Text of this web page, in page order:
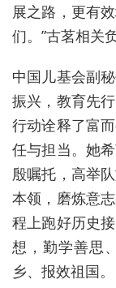
展之路，更有
们。”古茗相关
中国儿基会副
振兴，教育先
行动诠释了富
任与担当。她
殷嘱托，高举
本领，磨炼意
程上跑好历史
想，勤学善思
乡、报效祖国。